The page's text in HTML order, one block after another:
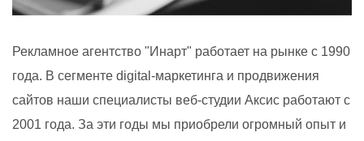
Рекламное агентство "Инарт" работает на рынке с 1990
года. В сегменте digital-маркетинга и продвижения
сайтов наши специалисты веб-студии Аксис работают с
2001 года. За эти годы мы приобрели огромный опыт и